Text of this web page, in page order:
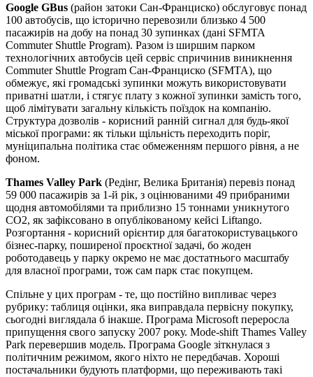
Google GBus (район затоки Сан-Франциско) обслуговує понад
100 автобусів, що історично перевозили близько 4 500
пасажирів на добу на понад 30 зупинках (дані SFMTA
Commuter Shuttle Program). Разом із ширшим парком
технологічних автобусів цей сервіс спричинив виникнення
Commuter Shuttle Program Сан-Франциско (SFMTA), що
обмежує, які громадські зупинки можуть використовувати
приватні шатли, і стягує плату з кожної зупинки замість того,
щоб лімітувати загальну кількість поїздок на компанію.
Структура дозволів - корисний ранній сигнал для будь-якої
міської програми: як тільки щільність переходить поріг,
муніципальна політика стає обмеженням першого рівня, а не
фоном.
Thames Valley Park (Редінг, Велика Британія) перевіз понад
59 000 пасажирів за 1-й рік, з оцінюваними 49 прибраними
щодня автомобілями та приблизно 15 тоннами уникнутого
CO2, як зафіксовано в опублікованому кейсі Liftango.
Розгортання - корисний орієнтир для багатокористувацького
бізнес-парку, поширеної проєктної задачі, бо жоден
роботодавець у парку окремо не має достатнього масштабу
для власної програми, тож сам парк стає покупцем.
Спільне у цих програм - те, що постійно випливає через
рубрику: таблиця оцінки, яка виправдала первісну покупку,
сьогодні виглядала б інакше. Програма Microsoft переросла
припущення свого запуску 2007 року. Mode-shift Thames Valley
Park перевершив модель. Програма Google зіткнулася з
політичним режимом, якого ніхто не передбачав. Хороші
постачальники будують платформи, що переживають такі